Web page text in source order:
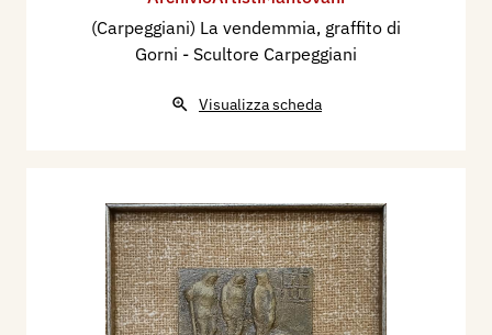
(Carpeggiani) La vendemmia, graffito di
Gorni - Scultore Carpeggiani
Visualizza scheda